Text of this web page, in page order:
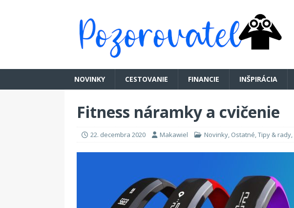
NOVINKY CESTOVANIE FINANCIE INŠPIRÁCIA
Fitness náramky a cvičenie
22. decembra 2020 Makawiel Novinky, Ostatné,Tipy & rady,